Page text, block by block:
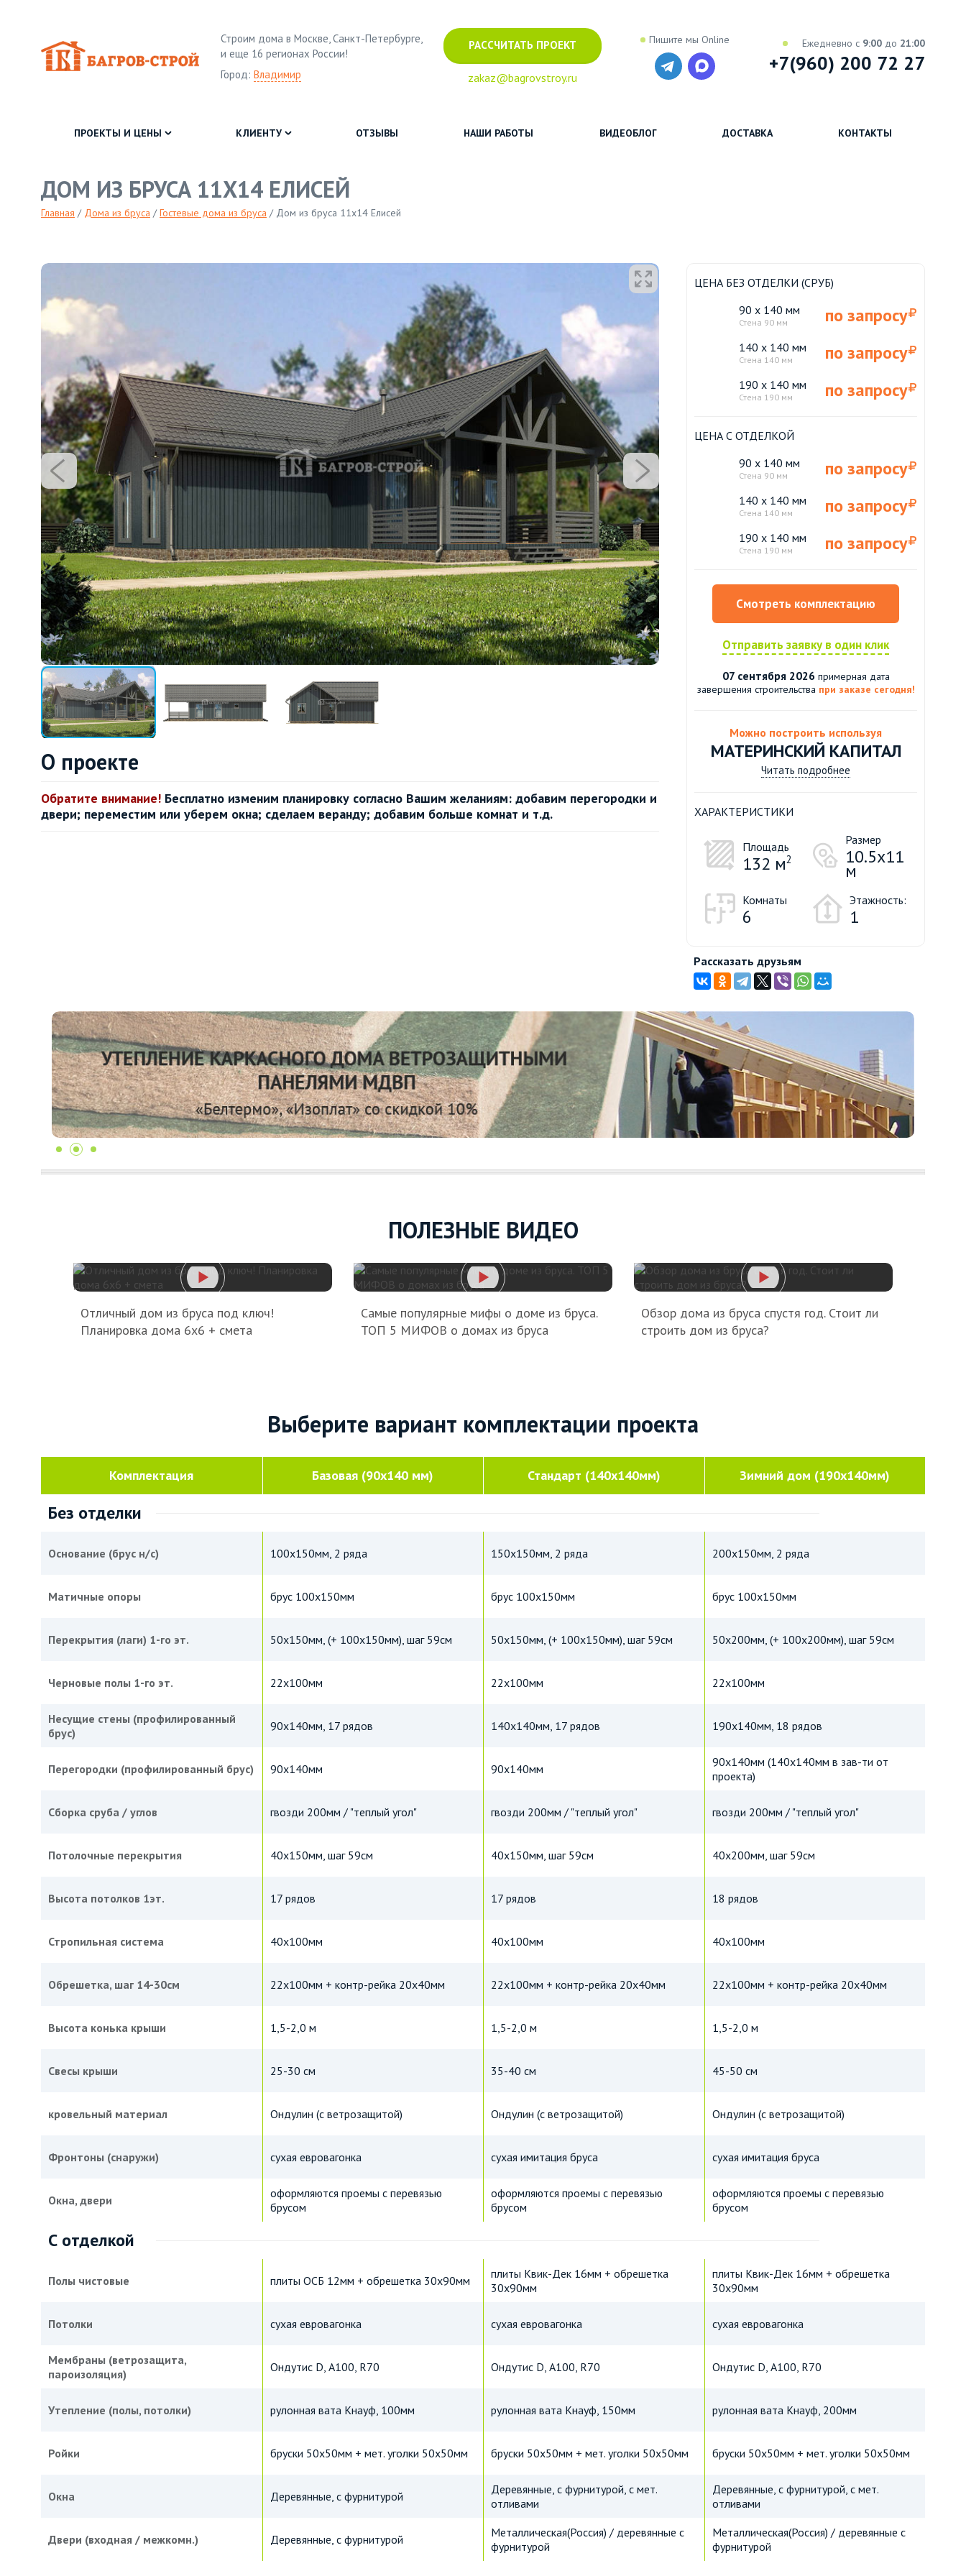
Строим дома в Москве, Санкт-Петербурге,
и еще 16 регионах России!
Город: Владимир
РАССЧИТАТЬ ПРОЕКТ
zakaz@bagrovstroy.ru
Пишите мы Online Ежедневно с 9:00 до 21:00
+7(960) 200 72 27
ПРОЕКТЫ И ЦЕНЫ КЛИЕНТУ ОТЗЫВЫ НАШИ РАБОТЫ ВИДЕОБЛОГ ДОСТАВКА КОНТАКТЫ
ДОМ ИЗ БРУСА 11Х14 ЕЛИСЕЙ
Главная / Дома из бруса /Гостевые дома из бруса / Дом из бруса 11х14 Елисей
О проекте
Обратите внимание! Бесплатно изменим планировку согласно Вашим желаниям: добавим перегородки и
двери; переместим или уберем окна; сделаем веранду; добавим больше комнат и т.д.
ЦЕНА БЕЗ ОТДЕЛКИ (СРУБ)
90 x 140 мм
Стена 90 мм по запросу
140 x 140 мм
Стена 140 мм по запросу
190 x 140 мм
Стена 190 мм по запросу
ЦЕНА С ОТДЕЛКОЙ
90 x 140 мм
Стена 90 мм по запросу
140 x 140 мм
Стена 140 мм по запросу
190 x 140 мм
Стена 190 мм по запросу
Смотреть комплектацию
Отправить заявку в один клик
07 сентября 2026 примерная дата
завершения строительства при заказе сегодня!
Можно построить используя
МАТЕРИНСКИЙ КАПИТАЛ
Читать подробнее
ХАРАКТЕРИСТИКИ
Площадь
132 м2
Размер
10.5х11
м
Комнаты
6
Этажность:
1
Рассказать друзьям
ПОЛЕЗНЫЕ ВИДЕО
Отличный дом из бруса под ключ!
Планировка дома 6х6 + смета
Самые популярные мифы о доме из бруса.
ТОП 5 МИФОВ о домах из бруса
Обзор дома из бруса спустя год. Стоит ли
строить дом из бруса?
Выберите вариант комплектации проекта
Комплектация
Без отделки
Основание (брус н/с)
Матичные опоры
Перекрытия (лаги) 1-го эт.
Черновые полы 1-го эт.
Несущие стены (профилированный
брус)
Перегородки (профилированный брус)
Сборка сруба / углов
Потолочные перекрытия
Высота потолков 1эт.
Стропильная система
Обрешетка, шаг 14-30см
Высота конька крыши
Свесы крыши
кровельный материал
Фронтоны (снаружи)
Окна, двери
С отделкой
Полы чистовые
Потолки
Мембраны (ветрозащита,
пароизоляция)
Утепление (полы, потолки)
Ройки
Окна
Двери (входная / межкомн.)
Базовая (90х140 мм)
100х150мм, 2 ряда
брус 100х150мм
50х150мм, (+ 100х150мм), шаг 59см
22х100мм
90х140мм, 17 рядов
90х140мм
гвозди 200мм / "теплый угол"
40х150мм, шаг 59см
17 рядов
40х100мм
22х100мм + контр-рейка 20х40мм
1,5-2,0 м
25-30 см
Ондулин (с ветрозащитой)
сухая евровагонка
оформляются проемы с перевязью
брусом
плиты ОСБ 12мм + обрешетка 30х90мм
сухая евровагонка
Ондутис D, А100, R70
рулонная вата Кнауф, 100мм
бруски 50х50мм + мет. уголки 50х50мм
Деревянные, с фурнитурой
Деревянные, с фурнитурой
Стандарт (140х140мм)
150х150мм, 2 ряда
брус 100х150мм
50х150мм, (+ 100х150мм), шаг 59см
22х100мм
140х140мм, 17 рядов
90х140мм
гвозди 200мм / "теплый угол"
40х150мм, шаг 59см
17 рядов
40х100мм
22х100мм + контр-рейка 20х40мм
1,5-2,0 м
35-40 см
Ондулин (с ветрозащитой)
сухая имитация бруса
оформляются проемы с перевязью
брусом
плиты Квик-Дек 16мм + обрешетка
30х90мм
сухая евровагонка
Ондутис D, А100, R70
рулонная вата Кнауф, 150мм
бруски 50х50мм + мет. уголки 50х50мм
Деревянные, с фурнитурой, с мет.
отливами
Металлическая(Россия) / деревянные с
фурнитурой
Зимний дом (190х140мм)
200х150мм, 2 ряда
брус 100х150мм
50х200мм, (+ 100х200мм), шаг 59см
22х100мм
190х140мм, 18 рядов
90х140мм (140х140мм в зав-ти от
проекта)
гвозди 200мм / "теплый угол"
40х200мм, шаг 59см
18 рядов
40х100мм
22х100мм + контр-рейка 20х40мм
1,5-2,0 м
45-50 см
Ондулин (с ветрозащитой)
сухая имитация бруса
оформляются проемы с перевязью
брусом
плиты Квик-Дек 16мм + обрешетка
30х90мм
сухая евровагонка
Ондутис D, А100, R70
рулонная вата Кнауф, 200мм
бруски 50х50мм + мет. уголки 50х50мм
Деревянные, с фурнитурой, с мет.
отливами
Металлическая(Россия) / деревянные с
фурнитурой